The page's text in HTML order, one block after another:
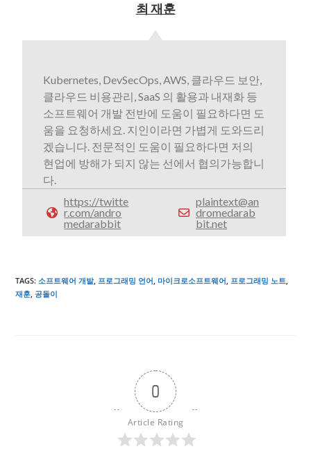
최 재훈
Kubernetes, DevSecOps, AWS, 클라우드 보안,
클라우드 비용관리, SaaS 의 활용과 내재화 등
소프트웨어 개발 전반에 도움이 필요하다면 도
움을 요청하세요. 지인이라면 가볍게 도와드리
겠습니다. 전문적인 도움이 필요하다면 저의
현업에 방해가 되지 않는 선에서 협의가능합니
다.
https://twitte
r.com/andro
medarabbit
plaintext@an
dromedarab
bit.net
TAGS:소프트웨어 개발, 프로그래밍 언어, 마이크로소프트웨어, 프로그래밍 노트,
재훈, 공돌이
0
Article Rating